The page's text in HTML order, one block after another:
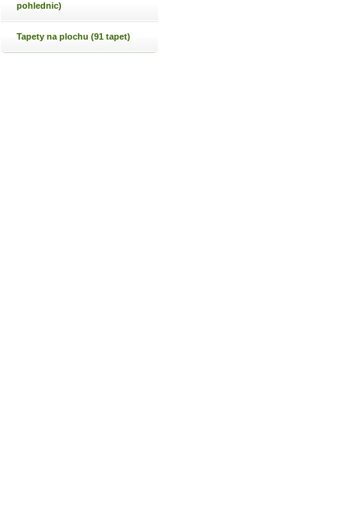
pohlednic)
Tapety na plochu (91 tapet)